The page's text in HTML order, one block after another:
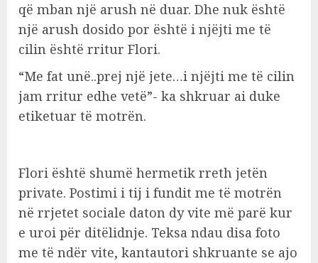
që mban një arush në duar. Dhe nuk është
një arush dosido por është i njëjti me të
cilin është rritur Flori.
“Me fat unë..prej një jete…i njëjti me të cilin
jam rritur edhe vetë”- ka shkruar ai duke
etiketuar të motrën.
Flori është shumë hermetik rreth jetën
private. Postimi i tij i fundit me të motrën
në rrjetet sociale daton dy vite më parë kur
e uroi për ditëlidnje. Teksa ndau disa foto
me të ndër vite, kantautori shkruante se ajo